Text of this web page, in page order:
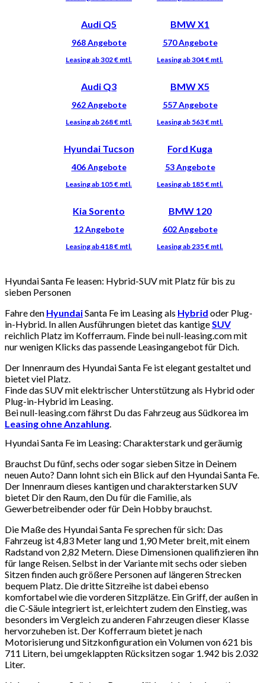
Audi Q5 BMW X1
Audi Q3 BMW X5
Hyundai Tucson Ford Kuga
Kia Sorento BMW 120
Hyundai Santa Fe leasen: Hybrid-SUV mit Platz für bis zu
sieben Personen
Fahre den HyundaiSanta Fe im Leasing als Hybrid oder Plug-
in-Hybrid. In allen Ausführungen bietet das kantigeSUV
reichlich Platz im Kofferraum. Finde bei null-leasing.com mit
nur wenigen Klicks das passende Leasingangebot für Dich.
Der Innenraum des Hyundai Santa Fe ist elegant gestaltet und
bietet viel Platz.
Finde das SUV mit elektrischer Unterstützung als Hybrid oder
Plug-in-Hybrid im Leasing.
Bei null-leasing.com fährst Du das Fahrzeug aus Südkorea im
Leasing ohne Anzahlung.
Hyundai Santa Fe im Leasing: Charakterstark und geräumig
Brauchst Du fünf, sechs oder sogar sieben Sitze in Deinem
neuen Auto? Dann lohnt sich ein Blick auf den Hyundai Santa Fe.
Der Innenraum dieses kantigen und charakterstarken SUV
bietet Dir den Raum, den Du für die Familie, als
Gewerbetreibender oder für Dein Hobby brauchst.
Die Maße des Hyundai Santa Fe sprechen für sich: Das
Fahrzeug ist 4,83 Meter lang und 1,90 Meter breit, mit einem
Radstand von 2,82 Metern. Diese Dimensionen qualifizieren ihn
für lange Reisen. Selbst in der Variante mit sechs oder sieben
Sitzen finden auch größere Personen auf längeren Strecken
bequem Platz. Die dritte Sitzreihe ist dabei ebenso
komfortabel wie die vorderen Sitzplätze. Ein Griff, der außen in
die C-Säule integriert ist, erleichtert zudem den Einstieg, was
besonders im Vergleich zu anderen Fahrzeugen dieser Klasse
hervorzuheben ist. Der Kofferraum bietet je nach
Motorisierung und Sitzkonfiguration ein Volumen von 621 bis
711 Litern, bei umgeklappten Rücksitzen sogar 1.942 bis 2.032
Liter.